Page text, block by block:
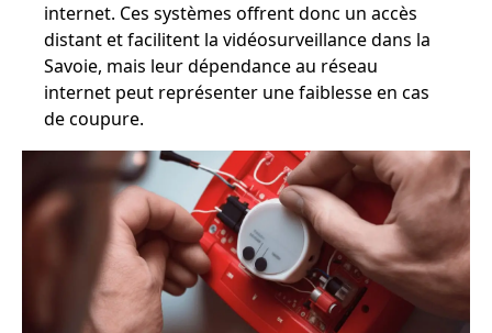
internet. Ces systèmes offrent donc un accès
distant et facilitent la vidéosurveillance dans la
Savoie, mais leur dépendance au réseau
internet peut représenter une faiblesse en cas
de coupure.